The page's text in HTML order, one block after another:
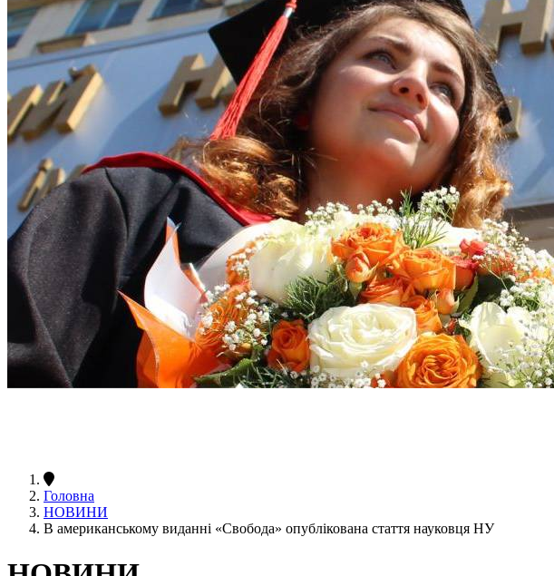
Головна
НОВИНИ
В американському виданні «Свобода» опублікована стаття науковця НУ